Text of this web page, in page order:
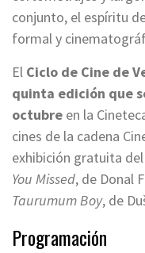
conjunto, el espíritu
formal y
El Ciclo de Cine de
quinta edición que
octubre en la
cines de la cadena
exhibición gratuita
You Missed, de Donal
Taurumum Boy, de
Programación